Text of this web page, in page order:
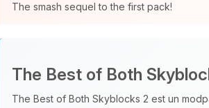
The smash sequel to the first pack!
The Best of Both
The Best of Both Skyblocks 2 est un